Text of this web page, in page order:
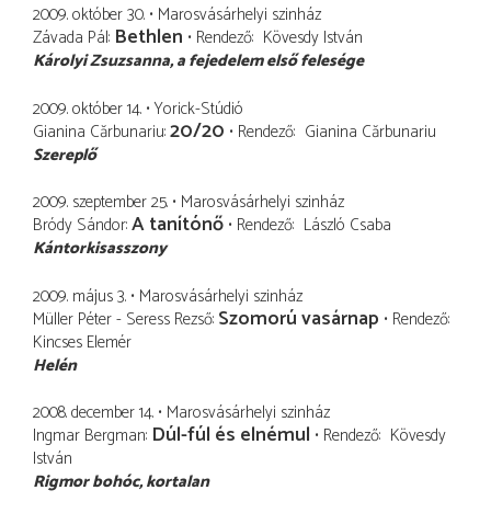
2009. október 30. Marosvásárhelyi szinház
Závada Pál Bethlen Rendező Kövesdy István
Károlyi Zsuzsanna a fejedelem első felesége
2009. október 14. Yorick-Stúdió
Gianina Cărbunariu 20/20 Rendező Gianina Cărbunariu
Szereplő
2009. szeptember 25. Marosvásárhelyi szinház
Bródy Sándor A tanítónő Rendező László Csaba
Kántorkisasszony
2009. május 3. Marosvásárhelyi szinház
Müller Péter - Seress Rezső Szomorú vasárnap Rendező
Kincses Elemér
Helén
2008. december 14. Marosvásárhelyi szinház
Ingmar Bergman Dúl-fúl és elnémul Rendező Kövesdy
István
Rigmor bohóc kortalan